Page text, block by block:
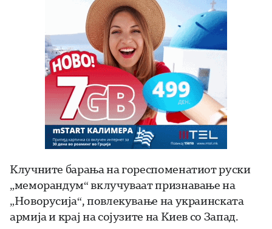
Клучните барања на гореспоменатиот руски
„меморандум“ вклучуваат признавање на
„Новорусија“, повлекување на украинската
армија и крај на сојузите на Киев со Запад.